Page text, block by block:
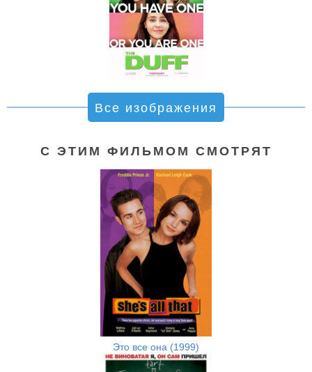
Все изображения
С ЭТИМ ФИЛЬМОМ СМОТРЯТ
Это все она (1999)